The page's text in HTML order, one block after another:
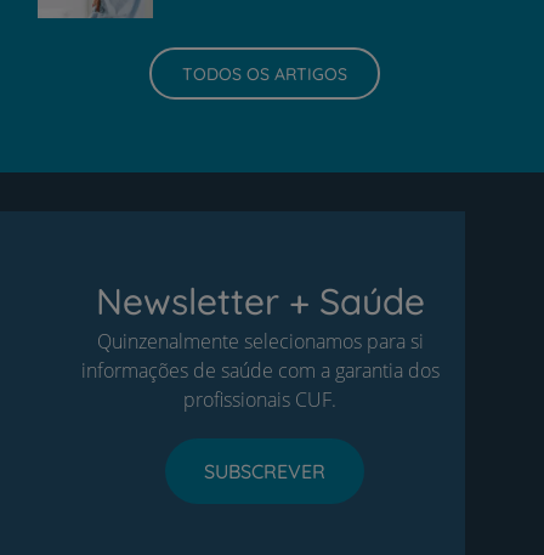
TODOS OS ARTIGOS
Newsletter + Saúde
Quinzenalmente selecionamos para si
informações de saúde com a garantia dos
profissionais CUF.
SUBSCREVER